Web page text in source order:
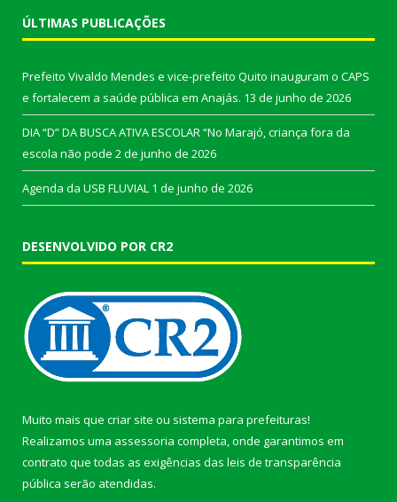
ÚLTIMAS PUBLICAÇÕES
Prefeito Vivaldo Mendes e vice-prefeito Quito inauguram o CAPS
e fortalecem a saúde pública em Anajás. 13 de junho de 2026
DIA “D” DA BUSCA ATIVA ESCOLAR “No Marajó, criança fora da
escola não pode 2 de junho de 2026
Agenda da USB FLUVIAL 1 de junho de 2026
DESENVOLVIDO POR CR2
Muito mais que criar site ou sistema para prefeituras!
Realizamos uma assessoria completa, onde garantimos em
contrato que todas as exigências das leis de transparência
pública serão atendidas.